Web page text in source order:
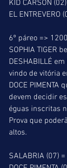
KID CARSON
EL ENTREVERO
6º páreo =>
SOPHIA TIGER
DESHABILLÉ
vindo de vitória
DOCE PIMENTA
devem decidir
éguas inscritas
Prova que
altos.
SALABRIA (07) =